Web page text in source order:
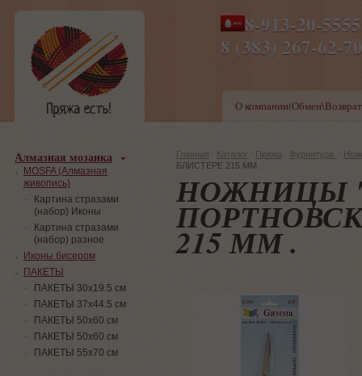
8-913-20-
8 (383) 267-
ПН-ПТ 8-17,СБ-ВС 9-
О
Главная Каталог Пряжа Фурнитура
БЛИСТЕРЕ 215 ММ .
НОЖНИЦЫ
215 ММ .
Алмазная мозаика
MOSFA (Алмазная
живопись)
Картина стразами
(набор) Иконы
Картина стразами
(набор) разное
Иконы бисером
ПАКЕТЫ
ПАКЕТЫ 30х19.5 см
ПАКЕТЫ 37х44.5 см
ПАКЕТЫ 50х60 см
ПАКЕТЫ 50х60 см
ПАКЕТЫ 55х70 см